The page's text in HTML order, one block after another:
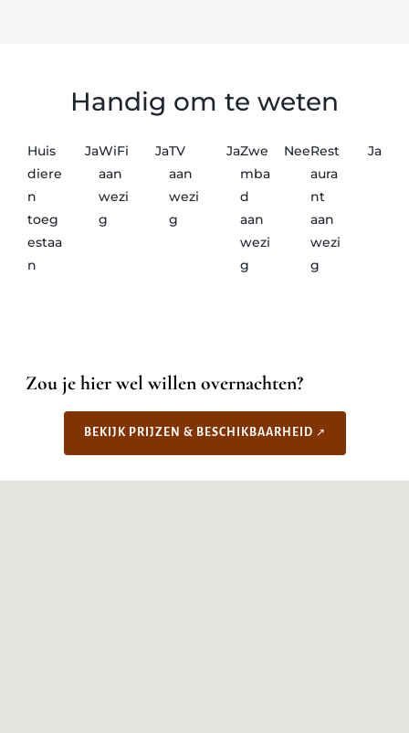
Handig om te weten
Huis
diere
n
toeg
estaa
n
JaWiFi
aan
wezi
g
JaTV
aan
wezi
g
JaZwe
mba
d
aan
wezi
g
NeeRest
aura
nt
aan
wezi
g
Ja
Zou je hier wel willen overnachten?
BEKIJK PRIJZEN & BESCHIKBAARHEID